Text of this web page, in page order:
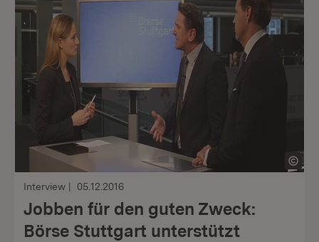
Interview 05.12.2016
Jobben für den guten Zweck:
Börse Stuttgart unterstützt